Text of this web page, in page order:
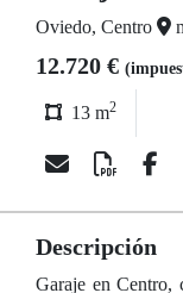
Oviedo, Centro
12.720 €
13 m2
Descripción
Garaje en Centro,